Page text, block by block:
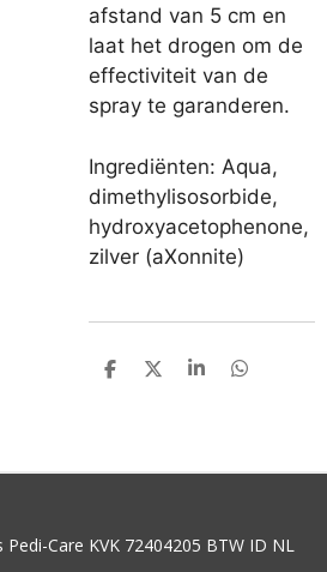
afstand van 5 cm en
laat het drogen om de
effectiviteit van de
spray te garanderen.
Ingrediënten: Aqua,
dimethylisosorbide,
hydroxyacetophenone,
zilver (aXonnite)
D
D
S
D
Care KVK 72404205 BTW ID NL